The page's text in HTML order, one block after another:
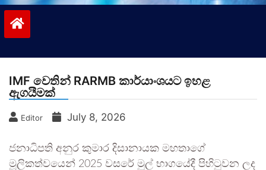
IMF වෙතින් RARMB කාර්යාංශයට ඉහළ
ඇගයීමක්
Editor July 8, 2026
ජනාධිපති අනුර කුමාර දිසානායක මහතාගේ
මූලිකත්වයෙන් 2025 වසරේ මුල් භාගයේදී පිහිටුවන ලද